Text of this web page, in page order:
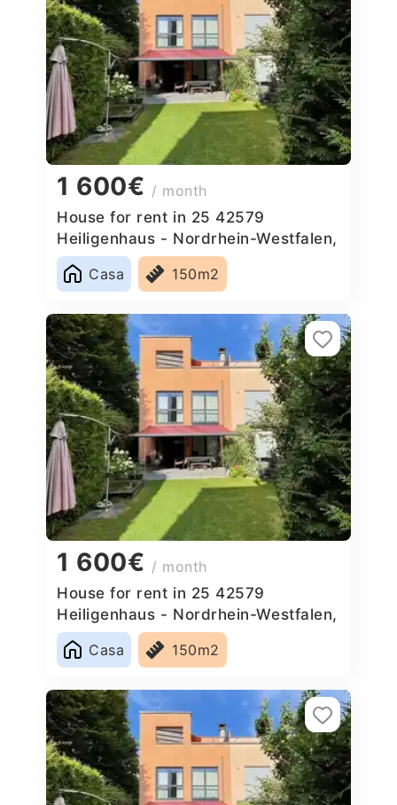
1 600€ / month
House for rent in 25 42579
Heiligenhaus - Nordrhein-Westfalen,
Germany
Casa
150m2
1 600€ / month
House for rent in 25 42579
Heiligenhaus - Nordrhein-Westfalen,
Germany
Casa
150m2